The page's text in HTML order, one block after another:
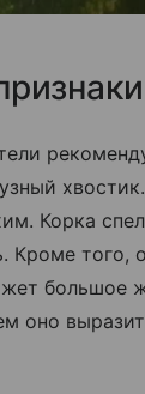
Корка
Кроме того,
большое
оно